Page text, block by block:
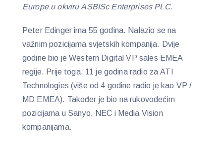
Europe u okviru ASBISc Enterprises PLC.
Peter Edinger ima 55 godina. Nalazio se na
važnim pozicijama svjetskih kompanija. Dvije
godine bio je Western Digital VP sales EMEA
regije. Prije toga, 11 je godina radio za ATI
Technologies (više od 4 godine radio je kao VP /
MD EMEA). Također je bio na rukovodećim
pozicijama u Sanyo, NEC i Media Vision
kompanijama.